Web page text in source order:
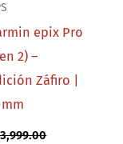
epix Pro
2) –
Záfiro |
mm